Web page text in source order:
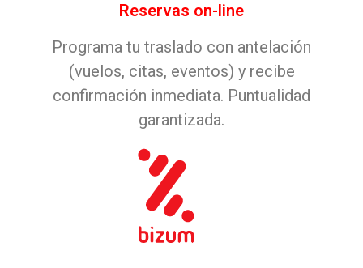
Reservas on-line
Programa tu traslado con antelación
(vuelos, citas, eventos) y recibe
confirmación inmediata. Puntualidad
garantizada.